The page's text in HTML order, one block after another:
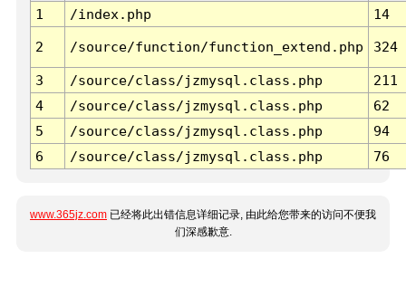
1
/index.php 14
2 /source/function/function_extend.php 324
3 /source/class/jzmysql.class.php
211
4
/source/class/jzmysql.class.php
62
5
/source/class/jzmysql.class.php
94
6
/source/class/jzmysql.class.php 76
www.365jz.com 已经将此出错信息详细记录, 由此给您带来的访问不便我
们深感歉意.